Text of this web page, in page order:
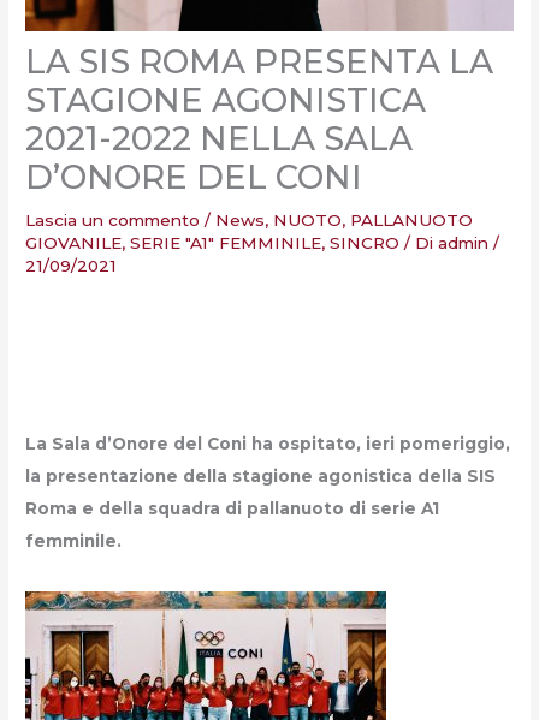
LA SIS ROMA PRESENTA LA
STAGIONE AGONISTICA
2021-2022 NELLA SALA
D’ONORE DEL CONI
Lascia un commento / News, NUOTO, PALLANUOTO
GIOVANILE,SERIE "A1" FEMMINILE,SINCRO / Diadmin/
21/09/2021
La Sala d’Onore del Coni ha ospitato, ieri pomeriggio,
la presentazione della stagione agonistica della SIS
Roma e della squadra di pallanuoto di serie A1
femminile.